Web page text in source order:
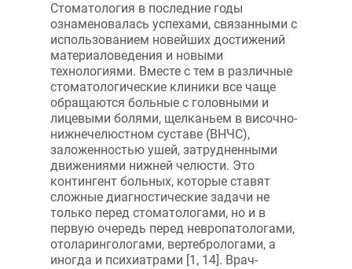
Стоматология в последние годы
ознаменовалась успехами, связанными с
использованием новейших достижений
материаловедения и новыми
технологиями. Вместе с тем в различные
стоматологические клиники все чаще
обращаются больные с головными и
лицевыми болями, щелканьем в височно-
нижнечелюстном суставе (ВНЧС),
заложенностью ушей, затрудненными
движениями нижней челюсти. Это
контингент больных, которые ставят
сложные диагностические задачи не
только перед стоматологами, но и в
первую очередь перед невропатологами,
отоларингологами, вертебрологами, а
иногда и психиатрами [1, 14]. Врач-